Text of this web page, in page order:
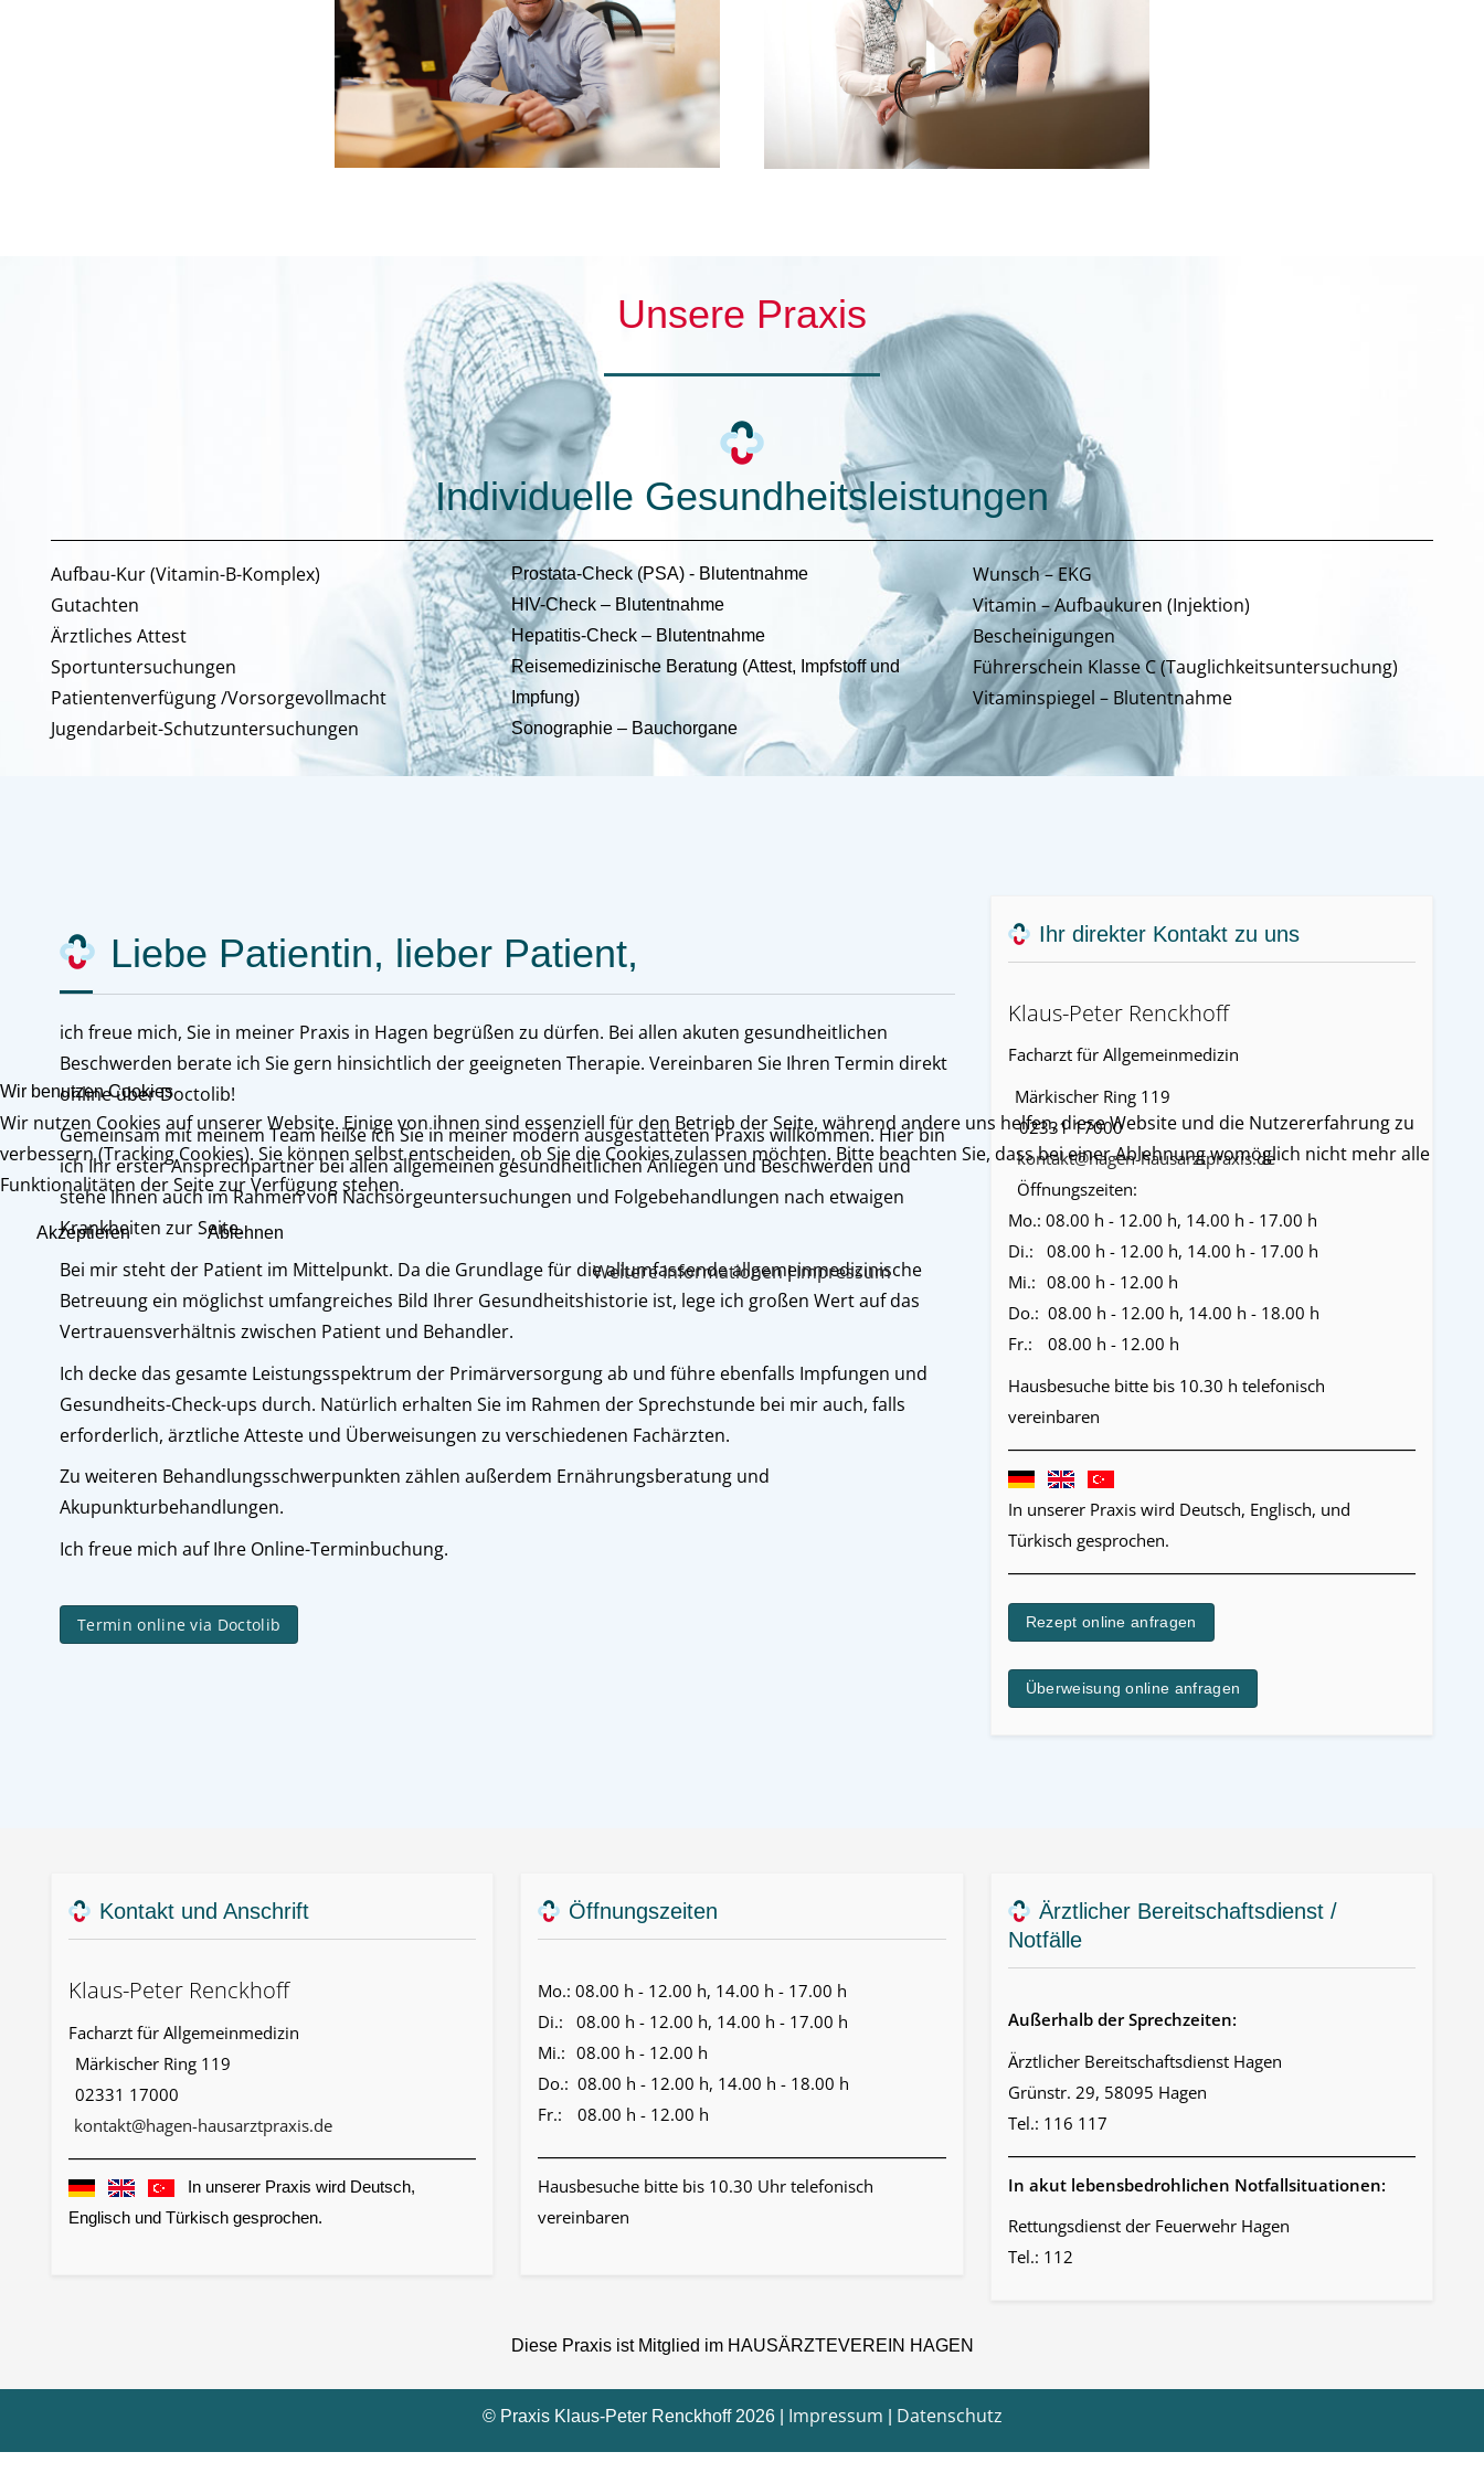
Unsere Praxis
Individuelle Gesundheitsleistungen
Aufbau-Kur (Vitamin-B-Komplex)
Gutachten
Ärztliches Attest
Sportuntersuchungen
Patientenverfügung /Vorsorgevollmacht
Jugendarbeit-Schutzuntersuchungen
Prostata-Check (PSA) - Blutentnahme
HIV-Check – Blutentnahme
Hepatitis-Check – Blutentnahme
Reisemedizinische Beratung (Attest, Impfstoff und
Impfung)
Sonographie – Bauchorgane
Wunsch – EKG
Vitamin – Aufbaukuren (Injektion)
Bescheinigungen
Führerschein Klasse C (Tauglichkeitsuntersuchung)
Vitaminspiegel – Blutentnahme
Liebe Patientin, lieber Patient,
ich freue mich, Sie in meiner Praxis in Hagen begrüßen zu dürfen. Bei allen akuten gesundheitlichen
Beschwerden berate ich Sie gern hinsichtlich der geeigneten Therapie. Vereinbaren Sie Ihren Termin direkt
online über Doctolib!
Gemeinsam mit meinem Team heiße ich Sie in meiner modern ausgestatteten Praxis willkommen. Hier bin
ich Ihr erster Ansprechpartner bei allen allgemeinen gesundheitlichen Anliegen und Beschwerden und
stehe Ihnen auch im Rahmen von Nachsorgeuntersuchungen und Folgebehandlungen nach etwaigen
Krankheiten zur Seite.
Bei mir steht der Patient im Mittelpunkt. Da die Grundlage für die allumfassende allgemeinmedizinische
Betreuung ein möglichst umfangreiches Bild Ihrer Gesundheitshistorie ist, lege ich großen Wert auf das
Vertrauensverhältnis zwischen Patient und Behandler.
Ich decke das gesamte Leistungsspektrum der Primärversorgung ab und führe ebenfalls Impfungen und
Gesundheits-Check-ups durch. Natürlich erhalten Sie im Rahmen der Sprechstunde bei mir auch, falls
erforderlich, ärztliche Atteste und Überweisungen zu verschiedenen Fachärzten.
Zu weiteren Behandlungsschwerpunkten zählen außerdem Ernährungsberatung und
Akupunkturbehandlungen.
Ich freue mich auf Ihre Online-Terminbuchung.
Termin online via Doctolib
Ihr direkter Kontakt zu uns
Klaus-Peter Renckhoff
Facharzt für Allgemeinmedizin
Märkischer Ring 119
02331 17000
kontakt@hagen-hausarztpraxis.de
Öffnungszeiten:
Mo.: 08.00 h - 12.00 h, 14.00 h - 17.00 h
Di.:
08.00 h - 12.00 h, 14.00 h - 17.00 h
Mi.: 08.00 h - 12.00 h
Do.: 08.00 h - 12.00 h, 14.00 h - 18.00 h
Fr.:
08.00 h - 12.00 h
Hausbesuche bitte bis 10.30 h telefonisch
vereinbaren
In unserer Praxis wird Deutsch, Englisch, und
Türkisch gesprochen.
Rezept online anfragen
Überweisung online anfragen
Kontakt und Anschrift
Klaus-Peter Renckhoff
Facharzt für Allgemeinmedizin
Märkischer Ring 119
02331 17000
kontakt@hagen-hausarztpraxis.de
In unserer Praxis wird Deutsch,
Englisch und Türkisch gesprochen.
Öffnungszeiten
Mo.: 08.00 h - 12.00 h, 14.00 h - 17.00 h
Di.:
08.00 h - 12.00 h, 14.00 h - 17.00 h
Mi.: 08.00 h - 12.00 h
Do.: 08.00 h - 12.00 h, 14.00 h - 18.00 h
Fr.:
08.00 h - 12.00 h
Hausbesuche bitte bis 10.30 Uhr telefonisch
vereinbaren
Ärztlicher Bereitschaftsdienst /
Notfälle
Außerhalb der Sprechzeiten:
Ärztlicher Bereitschaftsdienst Hagen
Grünstr. 29, 58095 Hagen
Tel.: 116 117
In akut lebensbedrohlichen Notfallsituationen:
Rettungsdienst der Feuerwehr Hagen
Tel.: 112
Diese Praxis ist Mitglied im HAUSÄRZTEVEREIN HAGEN
© Praxis Klaus-Peter Renckhoff 2026 | Impressum Datenschutz
Wir benutzen Cookies
Wir nutzen Cookies auf unserer Website. Einige von ihnen sind essenziell für den Betrieb der Seite, während andere uns helfen, diese Website und die Nutzererfahrung zu
verbessern (Tracking Cookies). Sie können selbst entscheiden, ob Sie die Cookies zulassen möchten. Bitte beachten Sie, dass bei einer Ablehnung womöglich nicht mehr alle
Funktionalitäten der Seite zur Verfügung stehen.
Akzeptieren Ablehnen
Weitere Informationen|Impressum